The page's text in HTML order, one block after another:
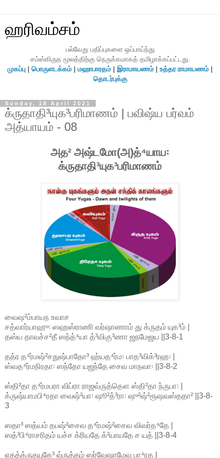
ஹரிவம்சம்
பல்வேறு பதிப்புகளை ஒப்பாய்ந்து
சம்ஸ்கிருத மூலத்திற்கு நெருக்கமாகத் தமிழாக்கப்பட்டது.
முகப்பு | பொருளடக்கம் | மஹாபாரதம் | இராமாயணம் | உத்தர ராமாயணம் |
தொடர்புக்கு
Sunday, 18 April 2021
க்ருதாதி³யுக³பரிமாணம் | பவிஷ்ய பர்வம்
அத்யாயம் - 08
அத² அஷ்டமோ(அ)த்⁴யாய꞉
க்ருதாதி³யுக³பரிமாணம்
வைஷ²ம்பாயந உவாச
சத்வார்யாஹு꞉ ஸஹஸ்ராணி வர்ஷாணாம் து க்ருதம் யுக³ம் |
தஸ்ய தாவச்ச²தீ ஸந்த்⁴யா த்³விகு³ணா ஜநமேஜய ||3-8-1
தத்ர த⁴ர்மஷ்²சதுஷ்பாதோ³ ஹ்யத⁴ர்ம꞉ பாத³விக்³ரஹ꞉ |
ஸ்வத⁴ர்மநிரதா꞉ ஸந்தோ யஜந்தே சைவ மாநவா꞉ ||3-8-2
ஸ்தி²தா த⁴ர்மபரா விப்ரா ராஜவ்ருத்தௌ ஸ்தி²தா ந்ருபா꞉ |
க்ருஷ்யாமபி⁴ரதா வைஷ்²யா꞉ ஷூ²த்³ரா꞉ ஷு²ஷ்²ரூஷவஸ்ததா² ||3-8-
3
ஸதா³ ஸத்யம் தபஷ்²சைவ த⁴ர்மஷ்²சைவ விவர்த⁴தே |
ஸத்³பி⁴ராசரிதம் யச்ச க்ரியதே க்²யாயதே ச யத் ||3-8-4
ஏதத்க்ருதயுகே³ வ்ருத்தம் ஸர்வேஷாமேவ பா⁴ரத |